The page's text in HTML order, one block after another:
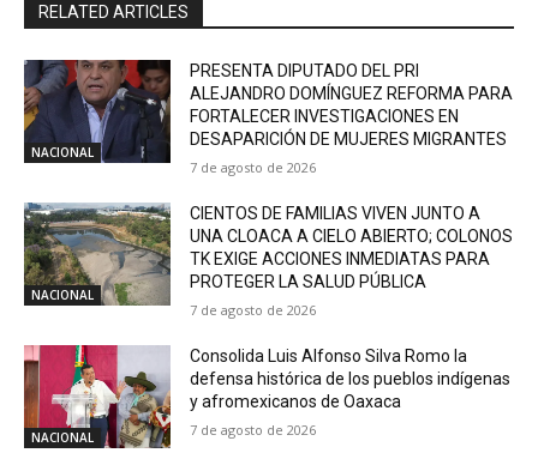
RELATED ARTICLES
NACIONAL
PRESENTA DIPUTADO DEL PRI
ALEJANDRO DOMÍNGUEZ REFORMA PARA
FORTALECER INVESTIGACIONES EN
DESAPARICIÓN DE MUJERES MIGRANTES
7 de agosto de 2026
NACIONAL
CIENTOS DE FAMILIAS VIVEN JUNTO A
UNA CLOACA A CIELO ABIERTO; COLONOS
TK EXIGE ACCIONES INMEDIATAS PARA
PROTEGER LA SALUD PÚBLICA
7 de agosto de 2026
NACIONAL
Consolida Luis Alfonso Silva Romo la
defensa histórica de los pueblos indígenas
y afromexicanos de Oaxaca
7 de agosto de 2026